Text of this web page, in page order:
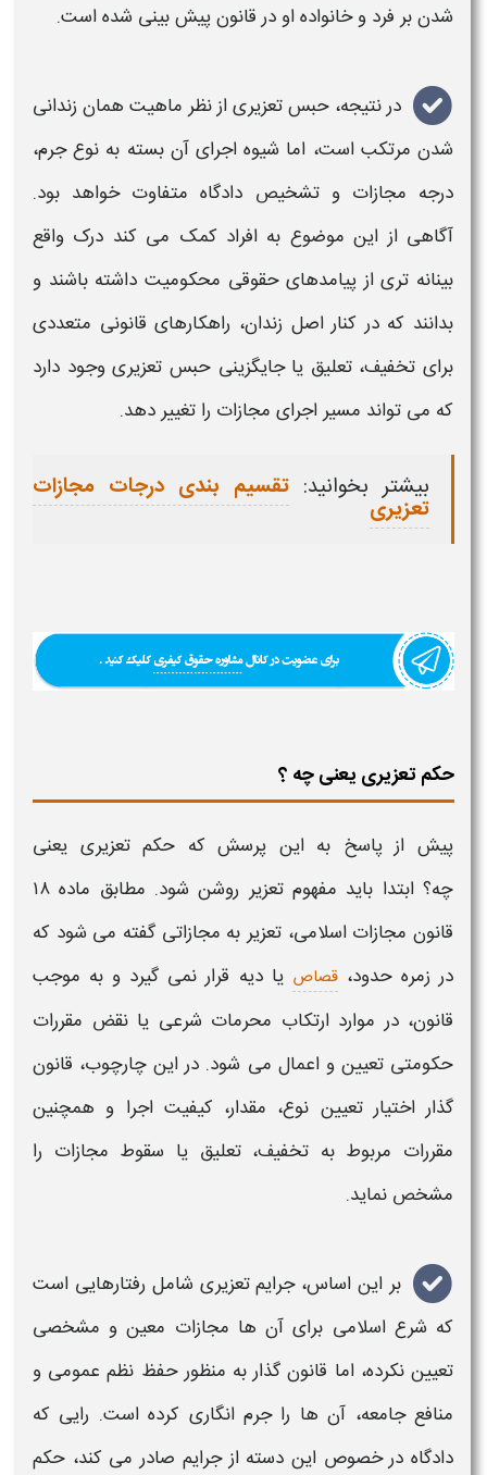
شدن بر فرد و خانواده او در قانون پیش بینی شده است.
در نتیجه، حبس تعزیریاز نظر ماهیت همان زندانی
شدن مرتکب است، اما شیوه اجرای آن بسته به نوع جرم،
درجه مجازات و تشخیص دادگاه متفاوت خواهد بود.
آگاهی از این موضوع به افراد کمک می کند درک واقع
بینانه تری از پیامدهای حقوقی محکومیت داشته باشند و
بدانند که در کنار اصل زندان، راهکارهای قانونی متعددی
برای تخفیف، تعلیق یا جایگزینیحبس تعزیریوجود دارد
که می تواند مسیر اجرای مجازات را تغییر دهد.
بیشتر بخوانید: تقسیم بندی درجات مجازات
تعزیری
حکم تعزیری یعنی چه ؟
پیش از پاسخ به این پرسش که حکم تعزیری یعنی
چه؟ابتدا باید مفهومتعزیر
روشن شود. مطابق ماده ۱۸
قانون مجازات اسلامی، تعزیر به مجازاتی گفته می شود که
در زمره حدود،قصاص یا دیه قرار نمی گیرد و به موجب
قانون، در موارد ارتکاب محرمات شرعی یا نقض مقررات
حکومتی تعیین و اعمال می شود. در این چارچوب، قانون
گذار اختیار تعیین نوع، مقدار، کیفیت اجرا و همچنین
مقررات مربوط به تخفیف، تعلیق یا سقوط مجازات را
مشخص نماید.
بر این اساس،جرایم تعزیری شامل رفتارهایی است
که شرع اسلامی برای آن ها مجازات معین و مشخصی
تعیین نکرده، اما قانون گذار به منظور حفظ نظم عمومی و
منافع جامعه، آن ها را جرم انگاری کرده است. رایی که
دادگاه در خصوص این دسته از جرایم صادر می کند، حکم